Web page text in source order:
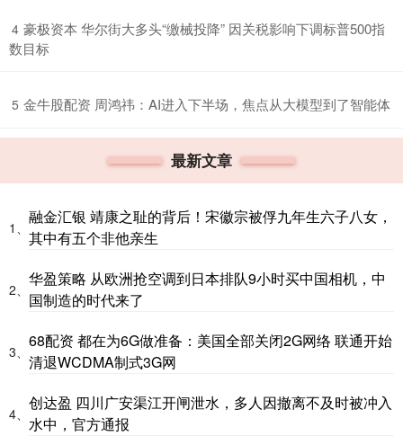
4 ​豪极资本 华尔街大多头“缴械投降” 因关税影响下调标普500指
数目标
5 ​金牛股配资 周鸿祎：AI进入下半场，焦点从大模型到了智能体
最新文章
1、
融金汇银 靖康之耻的背后！宋徽宗被俘九年生六子八女，
其中有五个非他亲生
2、
华盈策略 从欧洲抢空调到日本排队9小时买中国相机，中
国制造的时代来了
3、
68配资 都在为6G做准备：美国全部关闭2G网络 联通开始
清退WCDMA制式3G网
4、
创达盈 四川广安渠江开闸泄水，多人因撤离不及时被冲入
水中，官方通报